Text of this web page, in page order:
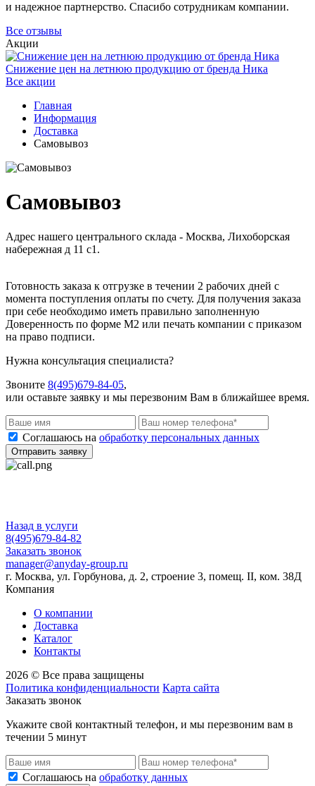
и надежное партнерство. Спасибо сотрудникам компании.
Все отзывы
Акции
Снижение цен на летнюю продукцию от бренда Ника
Все акции
Главная
Информация
Доставка
Самовывоз
Самовывоз
Адрес нашего центрального склада - Москва, Лихоборская
набережная д 11 с1.
Готовность заказа к отгрузке в течении 2 рабочих дней с
момента поступления оплаты по счету. Для получения заказа
при себе необходимо иметь правильно заполненную
Доверенность по форме М2 или печать компании с приказом
на право подписи.
Нужна консультация специалиста?
Звоните 8(495)679-84-05,
или оставьте заявку и мы перезвоним Вам в ближайшее время.
Соглашаюсь на обработку персональных данных
Отправить заявку
Назад в услуги
8(495)679-84-82
Заказать звонок
manager@anyday-group.ru
г. Москва, ул. Горбунова, д. 2, строение 3, помещ. II, ком. 38Д
Компания
О компании
Доставка
Каталог
Контакты
2026 © Все права защищены
Политика конфиденциальности Карта сайта
Заказать звонок
Укажите свой контактный телефон, и мы перезвоним вам в
течении 5 минут
Соглашаюсь на обработку данных